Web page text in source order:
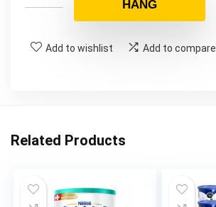
HÀNG
Add to wishlist Add to compare
Related Products